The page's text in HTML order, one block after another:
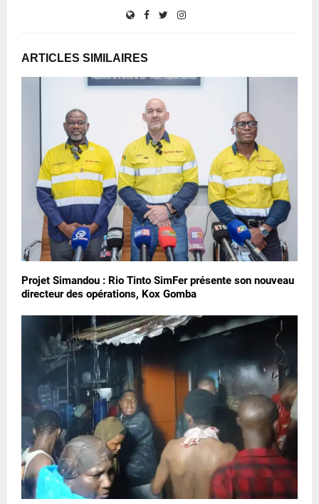
ARTICLES SIMILAIRES
Projet Simandou : Rio Tinto SimFer présente son nouveau
directeur des opérations, Kox Gomba